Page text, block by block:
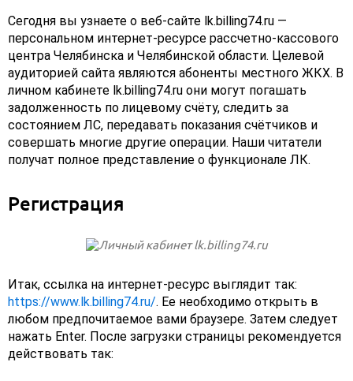
Сегодня вы узнаете о веб-сайте lk.billing74.ru —
персональном интернет-ресурсе рассчетно-кассового
центра Челябинска и Челябинской области. Целевой
аудиторией сайта являются абоненты местного ЖКХ. В
личном кабинете lk.billing74.ru они могут погашать
задолженность по лицевому счёту, следить за
состоянием ЛС, передавать показания счётчиков и
совершать многие другие операции. Наши читатели
получат полное представление о функционале ЛК.
Регистрация
Итак, ссылка на интернет-ресурс выглядит так:
https://www.lk.billing74.ru/. Ее необходимо открыть в
любом предпочитаемое вами браузере. Затем следует
нажать Enter. После загрузки страницы рекомендуется
действовать так: